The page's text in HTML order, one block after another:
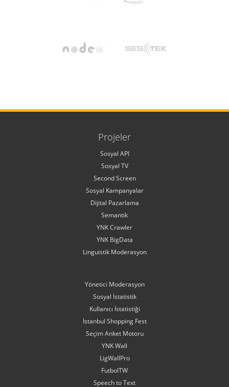
Projeler
Sosyal API
Sosyal TV
Second Screen
Sosyal Kampanyalar
Dijital Pazarlama
Semantik
YNK Crawler
YNK BigData
Linguistik Moderasyon
Yönetici Moderasyon
Sosyal İstatistik
Kullanıcı İstatistiği
İstanbul Shopping Fest
Seçim Anket Motoru
YNK Wall
LigWallPro
FutbolTW
Speech to Text